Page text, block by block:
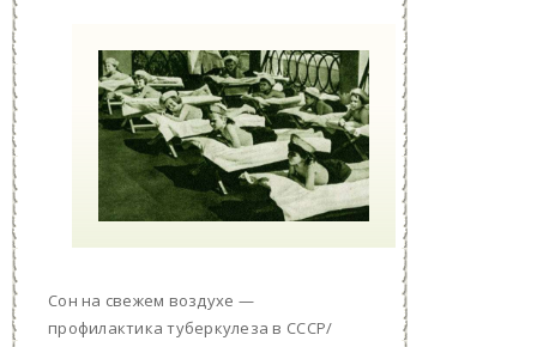
Сон на свежем воздухе —
профилактика туберкулеза в СССР/